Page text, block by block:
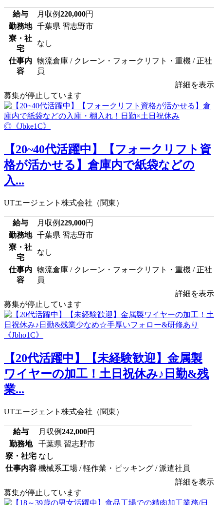
給与 月収例220,000円
勤務地
千葉県 習志野市
寮・社
宅
なし
仕事内
容
物流倉庫 / クレーン・フォークリフト・重機 / 正社
員
詳細を表示
募集が停止しています
【20~40代活躍中】【フォークリフト資
格が活かせる】倉庫内で紙袋などの
入...
UTエージェント株式会社（関東）
給与 月収例229,000円
勤務地
千葉県 習志野市
寮・社
宅
なし
仕事内
容
物流倉庫 / クレーン・フォークリフト・重機 / 正社
員
詳細を表示
募集が停止しています
【20代活躍中】【未経験歓迎】金属製
ワイヤーの加工！土日祝休み♪日勤&残
業...
UTエージェント株式会社（関東）
給与 月収例242,000円
勤務地
千葉県 習志野市
寮・社宅 なし
仕事内容 機械系工場 / 軽作業・ピッキング / 派遣社員
詳細を表示
募集が停止しています